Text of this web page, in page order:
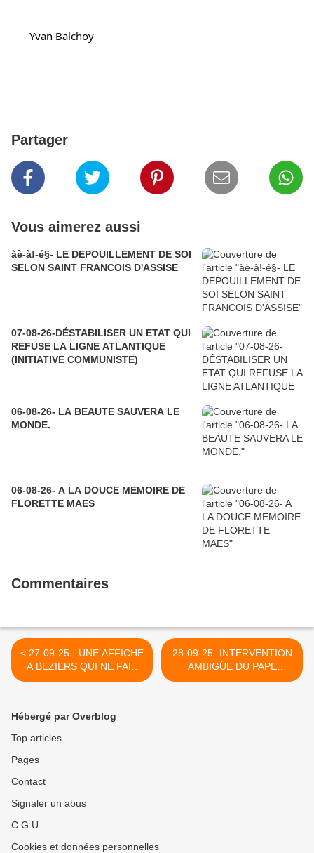
Yvan Balchoy
Partager
Vous aimerez aussi
àè-à!-é§- LE DEPOUILLEMENT DE SOI
SELON SAINT FRANCOIS D'ASSISE
07-08-26-DÉSTABILISER UN ETAT QUI
REFUSE LA LIGNE ATLANTIQUE
(INITIATIVE COMMUNISTE)
06-08-26- LA BEAUTE SAUVERA LE
MONDE.
06-08-26- A LA DOUCE MEMOIRE DE
FLORETTE MAES
Commentaires
< 27-09-25- UNE AFFICHE
A BEZIERS QUI NE FAIT
HONNEUR NI A SON
28-09-25- INTERVENTION
AMBIGÜE DU PAPE
(FRANCOIS) AU PEUPLE
Hébergé par Overblog
Top articles
Pages
Contact
Signaler un abus
C.G.U.
Cookies et données personnelles